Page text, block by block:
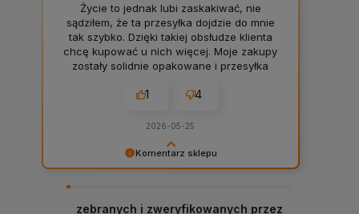
Komentarz sklepu
dziękujemy, Panie Bartłomieju. To naprawdę
Życie to jednak lubi zaskakiwać, nie
sądziłem, że ta przesyłka dojdzie do mnie
tak szybko. Dzięki takiej obsłudze klienta
chcę kupować u nich więcej. Moje zakupy
zostały solidnie opakowane i przesyłka
1 4
2026-05-25
zebranych i zweryfikowanych przez